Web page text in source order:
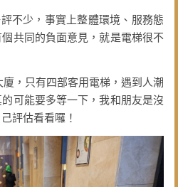
不少，事實上整體環境、服務態
共同的負面意見，就是電梯很不
，只有四部客用電梯，遇到人潮
可能要多等一下，我和朋友是沒
評估看看囉！